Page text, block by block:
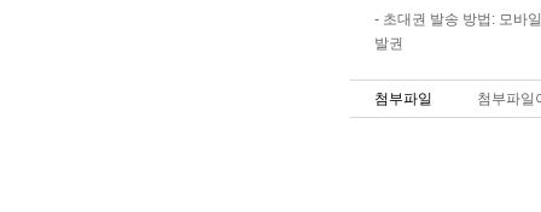
- 초대권 발송 방법: 모바
발권​​​
첨부파일 첨부파일